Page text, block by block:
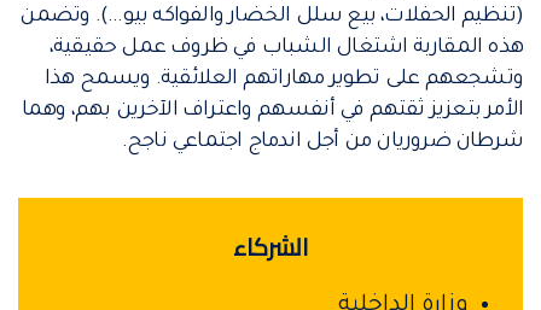
(تنظيم الحفلات، بيع سلل الخضار والفواكه بيو...). وتضمن
هذه المقاربة اشتغال الشباب في ظروف عمل حقيقية،
وتشجعهم على تطوير مهاراتهم العلائقية. ويسمح هذا
الأمر بتعزيز ثقتهم في أنفسهم واعتراف الآخرين بهم، وهما
شرطان ضروريان من أجل اندماج اجتماعي ناجح.
الشركاء